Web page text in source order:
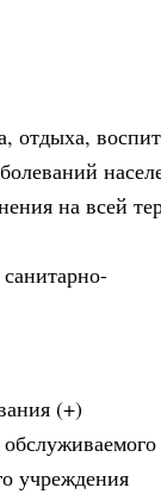
отдыха,
на всей
(+)
учреждения